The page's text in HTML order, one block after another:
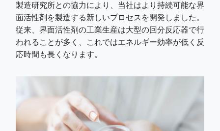
製造研究所との協力により、当社はより持続可能な界
面活性剤を製造する新しいプロセスを開発しました。
従来、界面活性剤の工業生産は大型の回分反応器で行
われることが多く、これではエネルギー効率が低く反
応時間も長くなります。